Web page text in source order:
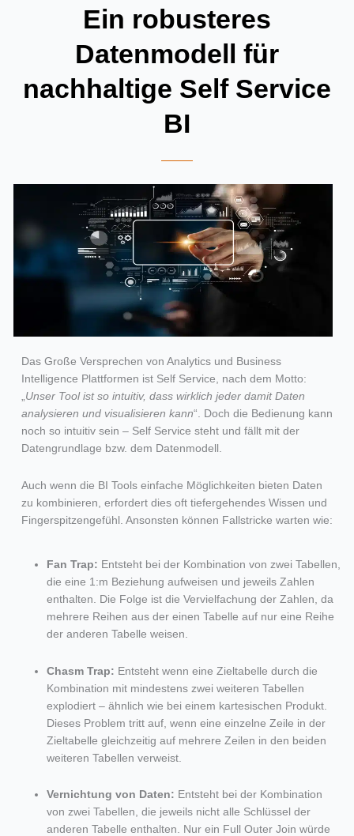
Ein robusteres
Datenmodell für
nachhaltige Self Service
BI
Das Große Versprechen von Analytics und Business
Intelligence Plattformen ist Self Service, nach dem Motto:
Unser Tool ist so intuitiv, dass wirklich jeder damit Daten
analysieren und visualisieren kann“. Doch die Bedienung kann
noch so intuitiv sein – Self Service steht und fällt mit der
Datengrundlage bzw. dem Datenmodell.
Auch wenn die BI Tools einfache Möglichkeiten bieten Daten
zu kombinieren, erfordert dies oft tiefergehendes Wissen und
Fingerspitzengefühl. Ansonsten können Fallstricke warten wie:
Fan Trap: Entsteht bei der Kombination von zwei Tabellen,
die eine 1:m Beziehung aufweisen und jeweils Zahlen
enthalten. Die Folge ist die Vervielfachung der Zahlen, da
mehrere Reihen aus der einen Tabelle auf nur eine Reihe
der anderen Tabelle weisen.
Chasm Trap: Entsteht wenn eine Zieltabelle durch die
Kombination mit mindestens zwei weiteren Tabellen
explodiert – ähnlich wie bei einem kartesischen Produkt.
Dieses Problem tritt auf, wenn eine einzelne Zeile in der
Zieltabelle gleichzeitig auf mehrere Zeilen in den beiden
weiteren Tabellen verweist.
Vernichtung von Daten: Entsteht bei der Kombination
von zwei Tabellen, die jeweils nicht alle Schlüssel der
anderen Tabelle enthalten. Nur ein Full Outer Join würde